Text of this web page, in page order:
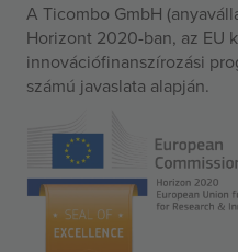
A Ticombo GmbH
Horizont 2020-ban, az EU
innovációfinanszírozási
számú javaslata alapján.